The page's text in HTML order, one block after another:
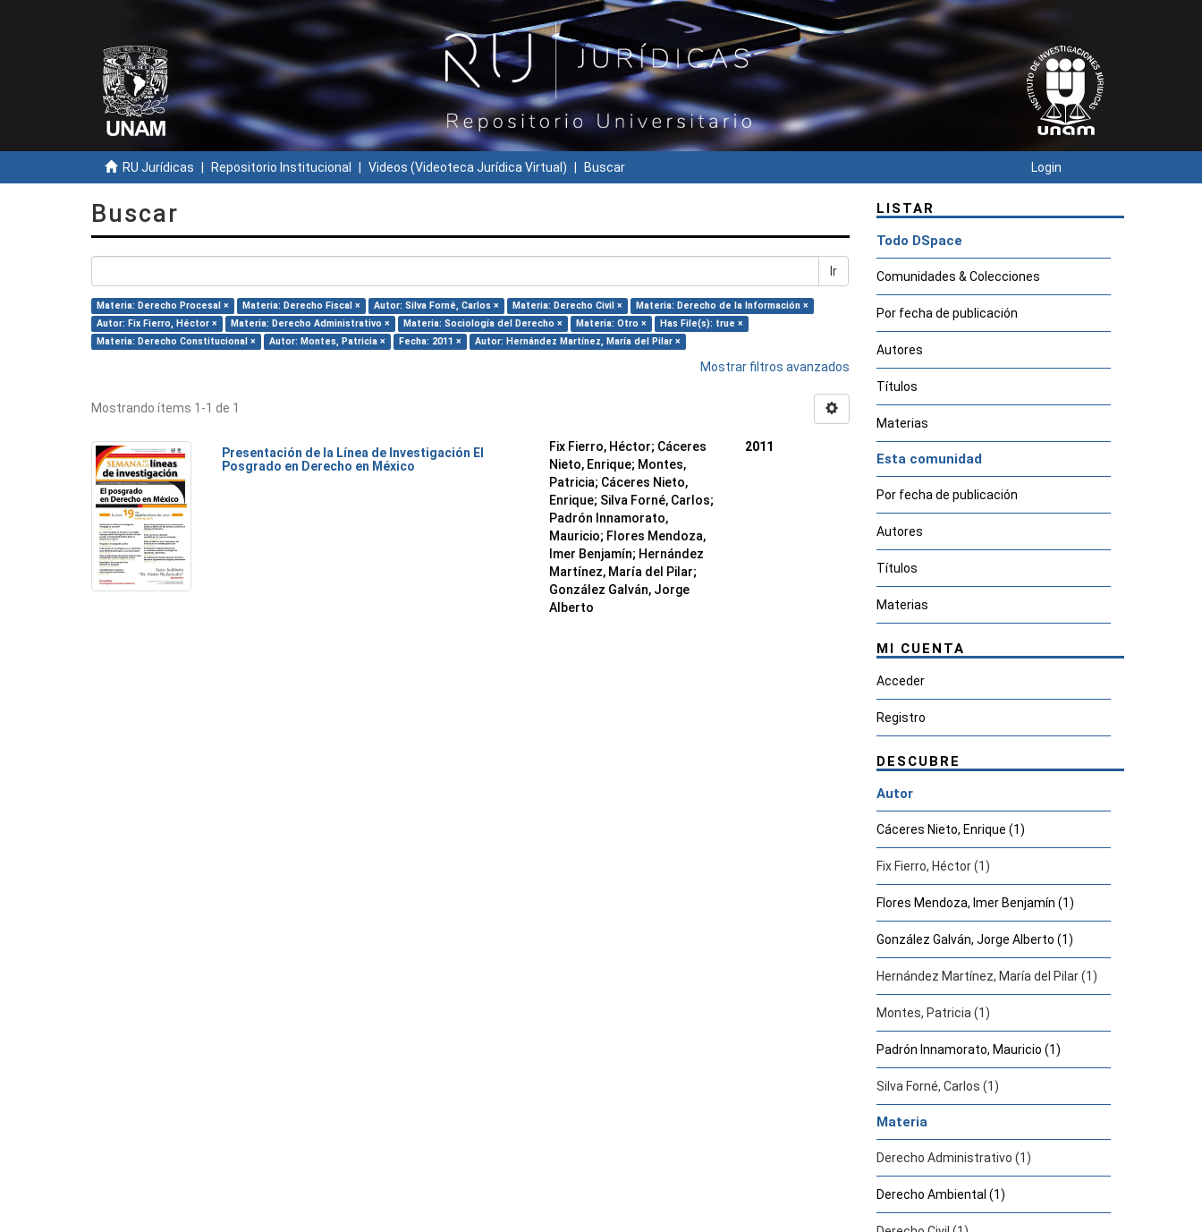
RU Jurídicas Repositorio Institucional Videos (Videoteca Jurídica Virtual) Buscar Login
Buscar
Ir
Materia: Derecho Procesal × Materia: Derecho Fiscal × Autor: Silva Forné, Carlos × Materia: Derecho Civil ×
Materia: Derecho de la Información ×
Autor: Fix Fierro, Héctor ×
Materia: Derecho Administrativo × Materia: Sociología del Derecho × Materia: Otro ×
Has File(s): true ×
Materia: Derecho Constitucional ×
Autor: Montes, Patricia × Fecha: 2011 × Autor: Hernández Martínez, María del Pilar ×
Mostrar filtros avanzados
Mostrando ítems 1-1 de 1
Presentación de la Línea de Investigación El
Posgrado en Derecho en México
Fix Fierro, Héctor; Cáceres
Nieto, Enrique; Montes,
Patricia; Cáceres Nieto,
Enrique; Silva Forné, Carlos;
Padrón Innamorato,
Mauricio; Flores Mendoza,
Imer Benjamín; Hernández
Martínez, María del Pilar;
González Galván, Jorge
Alberto
2011
LISTAR
Todo DSpace
Comunidades & Colecciones
Por fecha de publicación
Autores
Títulos
Materias
Esta comunidad
Por fecha de publicación
Autores
Títulos
Materias
MI CUENTA
Acceder
Registro
DESCUBRE
Autor
Cáceres Nieto, Enrique (1)
Fix Fierro, Héctor (1)
Flores Mendoza, Imer Benjamín (1)
González Galván, Jorge Alberto (1)
Hernández Martínez, María del Pilar (1)
Montes, Patricia (1)
Padrón Innamorato, Mauricio (1)
Silva Forné, Carlos (1)
Materia
Derecho Administrativo (1)
Derecho Ambiental (1)